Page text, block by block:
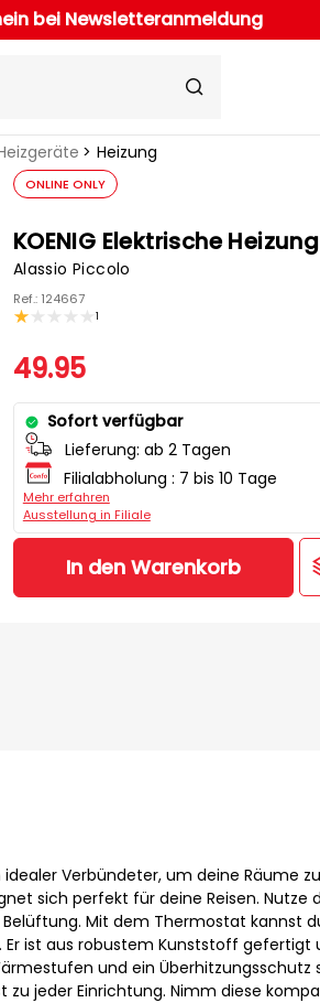
bei Newsletteranmeldung
Heizung
ONLINE ONLY
KOENIG Elektrische Heizung
Alassio Piccolo
Ref.: 124667
1
49.95
Sofort verfügbar
Lieferung: ab 2 Tagen
Filialabholung : 7 bis 10 Tage
Mehr erfahren
Ausstellung in Filiale
In den Warenkorb
idealer Verbündeter, um deine Räume zu
sich perfekt für deine Reisen. Nutze
Mit dem Thermostat kannst
ist aus robustem Kunststoff gefertigt
und ein Überhitzungsschutz
zu jeder Einrichtung. Nimm diese